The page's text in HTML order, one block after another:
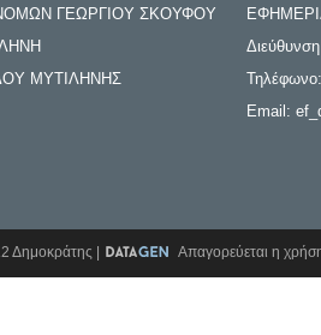
ΓΕΩΡΓΙΟΥ ΣΚΟΥΦΟΥ
ΜΥΤΙΛΗΝΗΣ
Email:
Δημοκράτης | Απαγορεύεται η